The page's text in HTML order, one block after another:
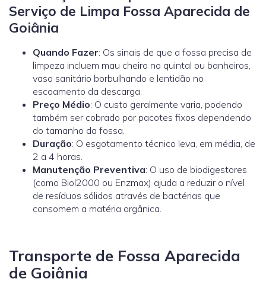
Serviço de Limpa Fossa Aparecida de
Goiânia
Quando Fazer: Os sinais de que a fossa precisa de
limpeza incluem mau cheiro no quintal ou banheiros,
vaso sanitário borbulhando e lentidão no
escoamento da descarga.
Preço Médio: O custo geralmente varia, podendo
também ser cobrado por pacotes fixos dependendo
do tamanho da fossa.
Duração: O esgotamento técnico leva, em média, de
2 a 4 horas.
Manutenção Preventiva: O uso de biodigestores
(como Biol2000 ou Enzmax) ajuda a reduzir o nível
de resíduos sólidos através de bactérias que
consomem a matéria orgânica.
Transporte de Fossa Aparecida
de Goiânia